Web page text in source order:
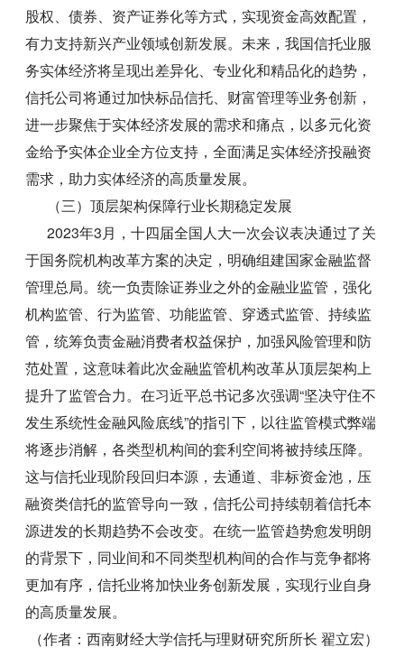
股权、债券、资产证券化等方式，实现资金高效配置，
有力支持新兴产业领域创新发展。未来，我国信托业服
务实体经济将呈现出差异化、专业化和精品化的趋势，
信托公司将通过加快标品信托、财富管理等业务创新，
进一步聚焦于实体经济发展的需求和痛点，以多元化资
金给予实体企业全方位支持，全面满足实体经济投融资
需求，助力实体经济的高质量发展。
（三）顶层架构保障行业长期稳定发展
2023年3月，十四届全国人大一次会议表决通过了关
于国务院机构改革方案的决定，明确组建国家金融监督
管理总局。统一负责除证券业之外的金融业监管，强化
机构监管、行为监管、功能监管、穿透式监管、持续监
管，统筹负责金融消费者权益保护，加强风险管理和防
范处置，这意味着此次金融监管机构改革从顶层架构上
提升了监管合力。在习近平总书记多次强调“坚决守住不
发生系统性金融风险底线”的指引下，以往监管模式弊端
将逐步消解，各类型机构间的套利空间将被持续压降。
这与信托业现阶段回归本源，去通道、非标资金池，压
融资类信托的监管导向一致，信托公司持续朝着信托本
源进发的长期趋势不会改变。在统一监管趋势愈发明朗
的背景下，同业间和不同类型机构间的合作与竞争都将
更加有序，信托业将加快业务创新发展，实现行业自身
的高质量发展。
（作者：西南财经大学信托与理财研究所所长 翟立宏）